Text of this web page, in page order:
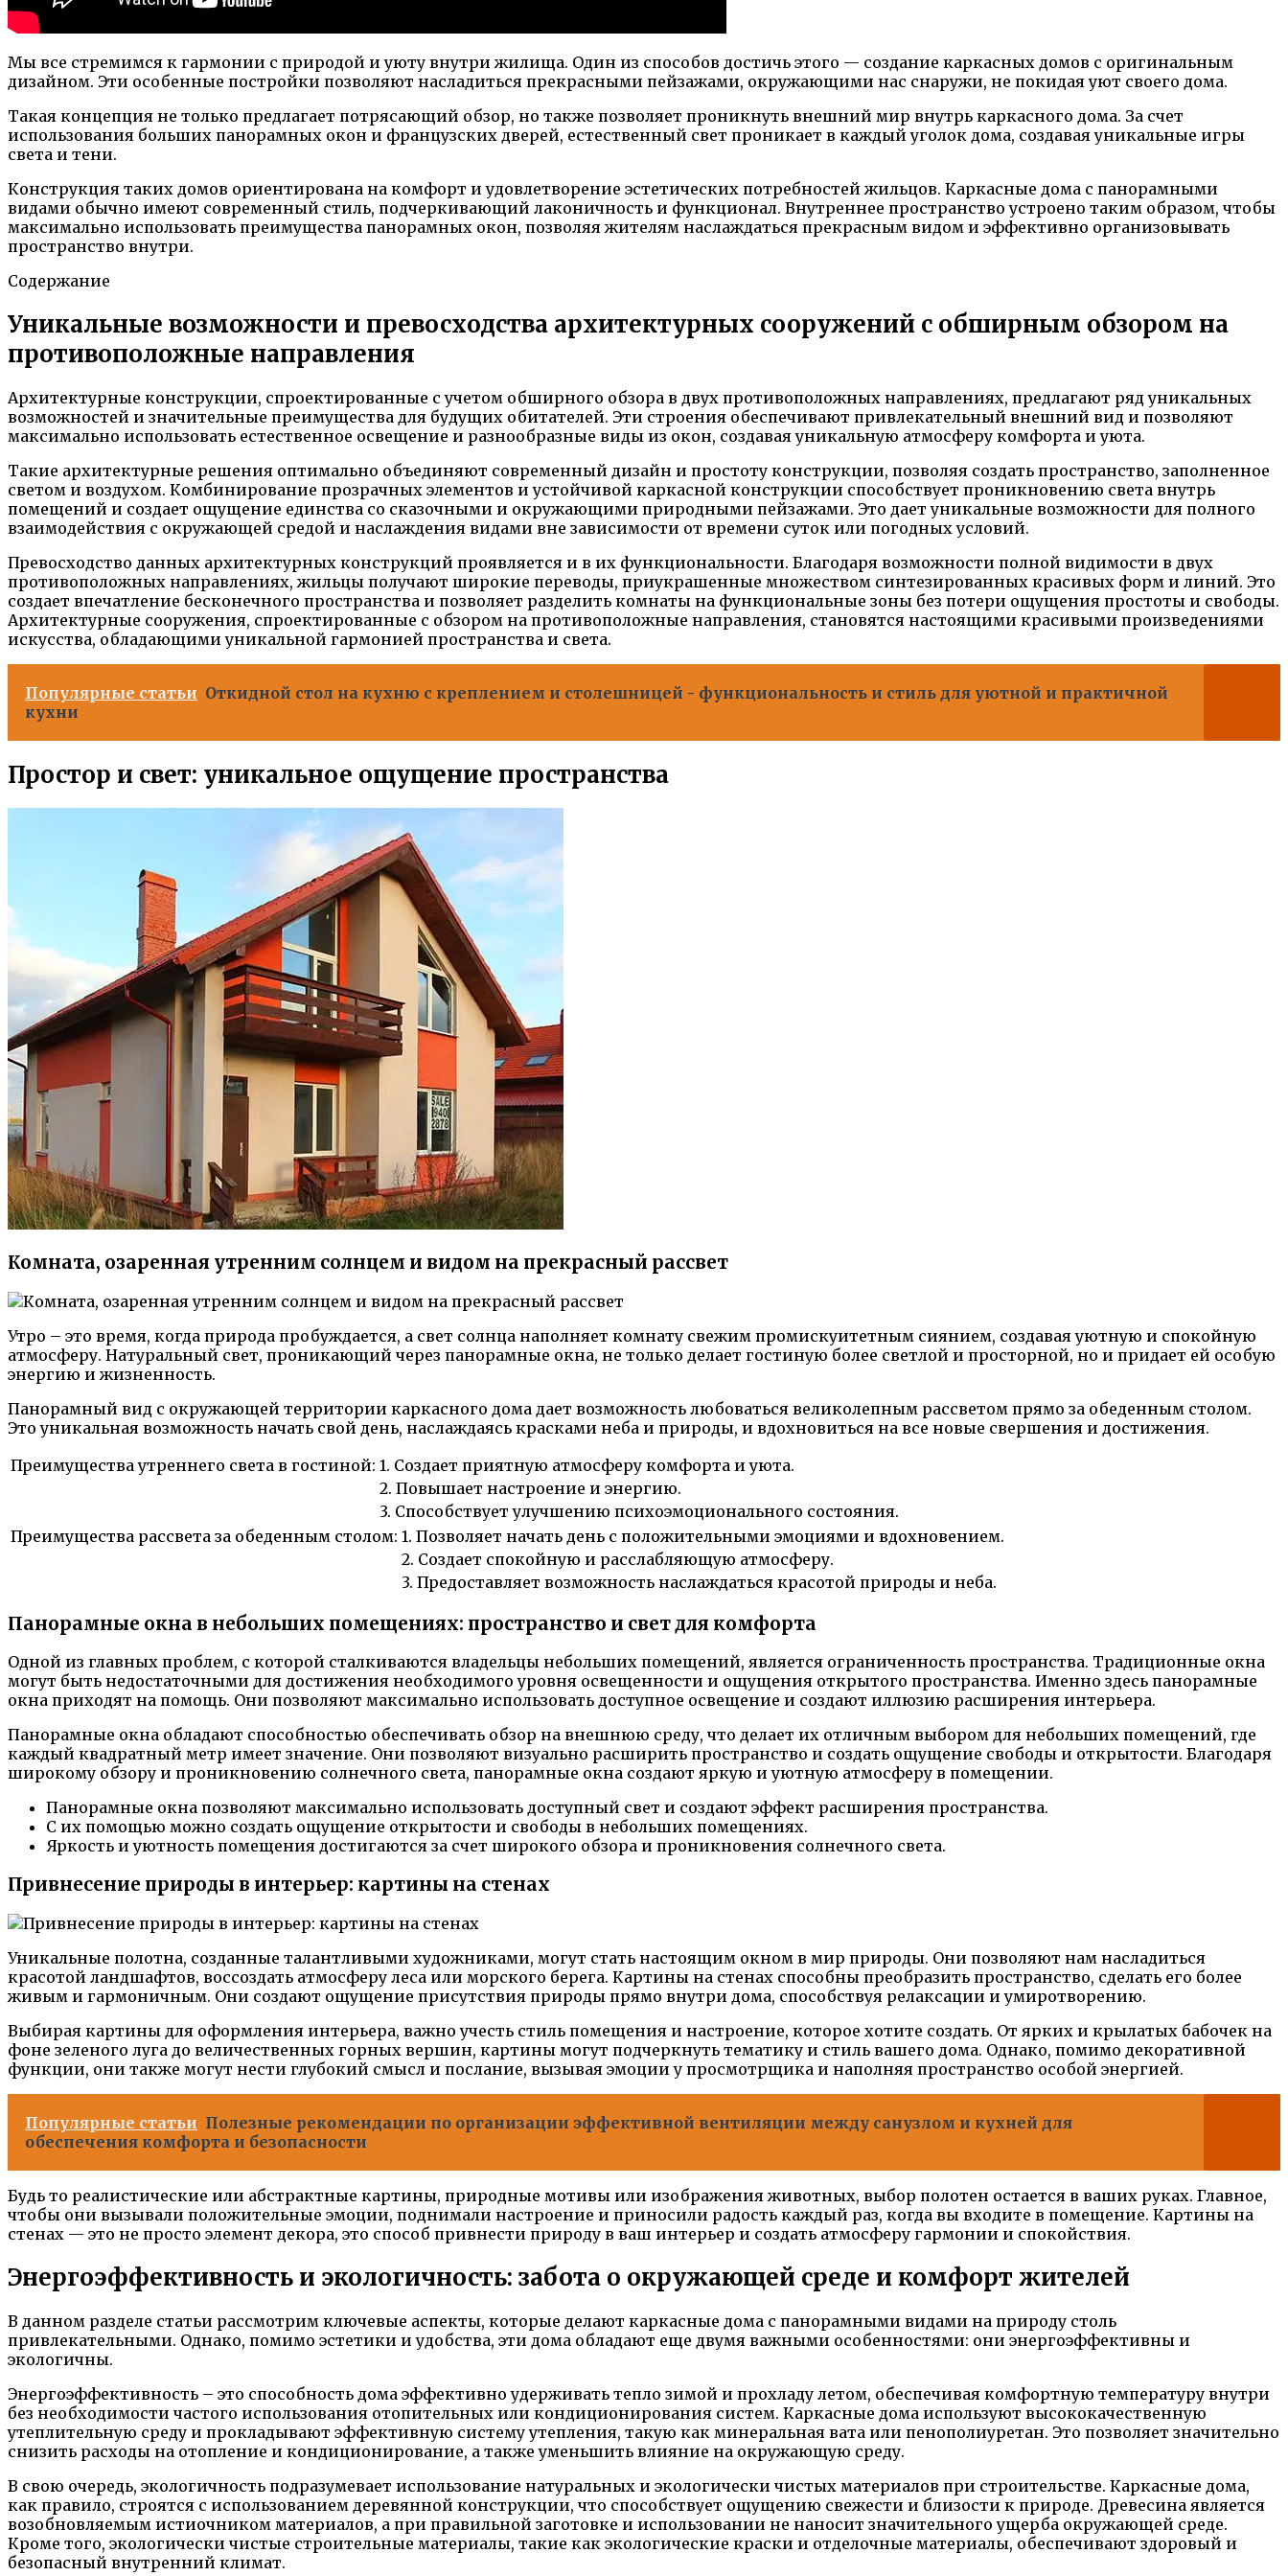
Мы все стремимся к гармонии с природой и уюту внутри жилища. Один из способов достичь этого — создание каркасных домов с оригинальным
дизайном. Эти особенные постройки позволяют насладиться прекрасными пейзажами, окружающими нас снаружи, не покидая уют своего дома.
Такая концепция не только предлагает потрясающий обзор, но также позволяет проникнуть внешний мир внутрь каркасного дома. За счет
использования больших панорамных окон и французских дверей, естественный свет проникает в каждый уголок дома, создавая уникальные игры
света и тени.
Конструкция таких домов ориентирована на комфорт и удовлетворение эстетических потребностей жильцов. Каркасные дома с панорамными
видами обычно имеют современный стиль, подчеркивающий лаконичность и функционал. Внутреннее пространство устроено таким образом, чтобы
максимально использовать преимущества панорамных окон, позволяя жителям наслаждаться прекрасным видом и эффективно организовывать
пространство внутри.
Содержание
Уникальные возможности и превосходства архитектурных сооружений с обширным обзором на
противоположные направления
Архитектурные конструкции, спроектированные с учетом обширного обзора в двух противоположных направлениях, предлагают ряд уникальных
возможностей и значительные преимущества для будущих обитателей. Эти строения обеспечивают привлекательный внешний вид и позволяют
максимально использовать естественное освещение и разнообразные виды из окон, создавая уникальную атмосферу комфорта и уюта.
Такие архитектурные решения оптимально объединяют современный дизайн и простоту конструкции, позволяя создать пространство, заполненное
светом и воздухом. Комбинирование прозрачных элементов и устойчивой каркасной конструкции способствует проникновению света внутрь
помещений и создает ощущение единства со сказочными и окружающими природными пейзажами. Это дает уникальные возможности для полного
взаимодействия с окружающей средой и наслаждения видами вне зависимости от времени суток или погодных условий.
Превосходство данных архитектурных конструкций проявляется и в их функциональности. Благодаря возможности полной видимости в двух
противоположных направлениях, жильцы получают широкие переводы, приукрашенные множеством синтезированных красивых форм и линий. Это
создает впечатление бесконечного пространства и позволяет разделить комнаты на функциональные зоны без потери ощущения простоты и свободы.
Архитектурные сооружения, спроектированные с обзором на противоположные направления, становятся настоящими красивыми произведениями
искусства, обладающими уникальной гармонией пространства и света.
Популярные статьи Откидной стол на кухню с креплением и столешницей - функциональность и стиль для уютной и практичной
кухни
Простор и свет: уникальное ощущение пространства
Комната, озаренная утренним солнцем и видом на прекрасный рассвет
Утро – это время, когда природа пробуждается, а свет солнца наполняет комнату свежим промискуитетным сиянием, создавая уютную и спокойную
атмосферу. Натуральный свет, проникающий через панорамные окна, не только делает гостиную более светлой и просторной, но и придает ей особую
энергию и жизненность.
Панорамный вид с окружающей территории каркасного дома дает возможность любоваться великолепным рассветом прямо за обеденным столом.
Это уникальная возможность начать свой день, наслаждаясь красками неба и природы, и вдохновиться на все новые свершения и достижения.
Преимущества утреннего света в гостиной: 1. Создает приятную атмосферу комфорта и уюта.
2. Повышает настроение и энергию.
3. Способствует улучшению психоэмоционального состояния.
Преимущества рассвета за обеденным столом: 1. Позволяет начать день с положительными эмоциями и вдохновением.
2. Создает спокойную и расслабляющую атмосферу.
3. Предоставляет возможность наслаждаться красотой природы и неба.
Панорамные окна в небольших помещениях: пространство и свет для комфорта
Одной из главных проблем, с которой сталкиваются владельцы небольших помещений, является ограниченность пространства. Традиционные окна
могут быть недостаточными для достижения необходимого уровня освещенности и ощущения открытого пространства. Именно здесь панорамные
окна приходят на помощь. Они позволяют максимально использовать доступное освещение и создают иллюзию расширения интерьера.
Панорамные окна обладают способностью обеспечивать обзор на внешнюю среду, что делает их отличным выбором для небольших помещений, где
каждый квадратный метр имеет значение. Они позволяют визуально расширить пространство и создать ощущение свободы и открытости. Благодаря
широкому обзору и проникновению солнечного света, панорамные окна создают яркую и уютную атмосферу в помещении.
Панорамные окна позволяют максимально использовать доступный свет и создают эффект расширения пространства.
С их помощью можно создать ощущение открытости и свободы в небольших помещениях.
Яркость и уютность помещения достигаются за счет широкого обзора и проникновения солнечного света.
Привнесение природы в интерьер: картины на стенах
Уникальные полотна, созданные талантливыми художниками, могут стать настоящим окном в мир природы. Они позволяют нам насладиться
красотой ландшафтов, воссоздать атмосферу леса или морского берега. Картины на стенах способны преобразить пространство, сделать его более
живым и гармоничным. Они создают ощущение присутствия природы прямо внутри дома, способствуя релаксации и умиротворению.
Выбирая картины для оформления интерьера, важно учесть стиль помещения и настроение, которое хотите создать. От ярких и крылатых бабочек на
фоне зеленого луга до величественных горных вершин, картины могут подчеркнуть тематику и стиль вашего дома. Однако, помимо декоративной
функции, они также могут нести глубокий смысл и послание, вызывая эмоции у просмотрщика и наполняя пространство особой энергией.
Популярные статьи Полезные рекомендации по организации эффективной вентиляции между санузлом и кухней для
обеспечения комфорта и безопасности
Будь то реалистические или абстрактные картины, природные мотивы или изображения животных, выбор полотен остается в ваших руках. Главное,
чтобы они вызывали положительные эмоции, поднимали настроение и приносили радость каждый раз, когда вы входите в помещение. Картины на
стенах — это не просто элемент декора, это способ привнести природу в ваш интерьер и создать атмосферу гармонии и спокойствия.
Энергоэффективность и экологичность: забота о окружающей среде и комфорт жителей
В данном разделе статьи рассмотрим ключевые аспекты, которые делают каркасные дома с панорамными видами на природу столь
привлекательными. Однако, помимо эстетики и удобства, эти дома обладают еще двумя важными особенностями: они энергоэффективны и
экологичны.
Энергоэффективность – это способность дома эффективно удерживать тепло зимой и прохладу летом, обеспечивая комфортную температуру внутри
без необходимости частого использования отопительных или кондиционирования систем. Каркасные дома используют высококачественную
утеплительную среду и прокладывают эффективную систему утепления, такую как минеральная вата или пенополиуретан. Это позволяет значительно
снизить расходы на отопление и кондиционирование, а также уменьшить влияние на окружающую среду.
В свою очередь, экологичность подразумевает использование натуральных и экологически чистых материалов при строительстве. Каркасные дома,
как правило, строятся с использованием деревянной конструкции, что способствует ощущению свежести и близости к природе. Древесина является
возобновляемым истиочником материалов, а при правильной заготовке и использовании не наносит значительного ущерба окружающей среде.
Кроме того, экологически чистые строительные материалы, такие как экологические краски и отделочные материалы, обеспечивают здоровый и
безопасный внутренний климат.